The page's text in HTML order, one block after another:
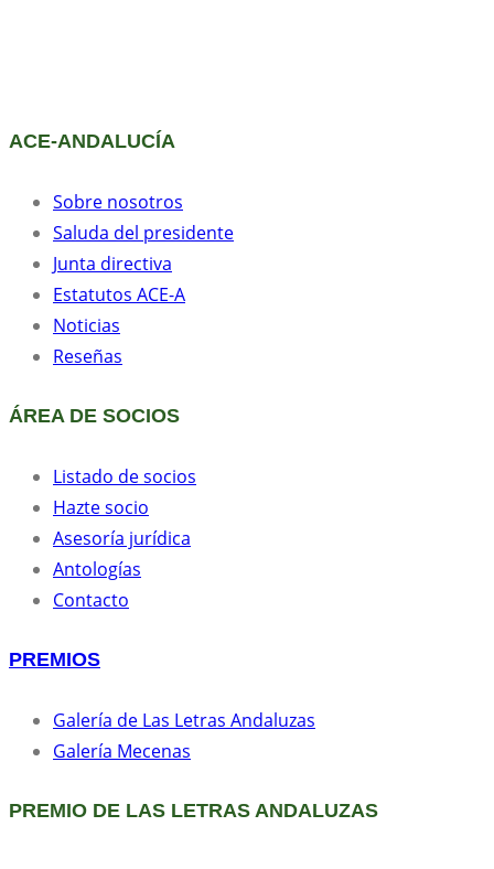
ACE-ANDALUCÍA
Sobre nosotros
Saluda del presidente
Junta directiva
Estatutos ACE-A
Noticias
Reseñas
ÁREA DE SOCIOS
Listado de socios
Hazte socio
Asesoría jurídica
Antologías
Contacto
PREMIOS
Galería de Las Letras Andaluzas
Galería Mecenas
PREMIO DE LAS LETRAS ANDALUZAS